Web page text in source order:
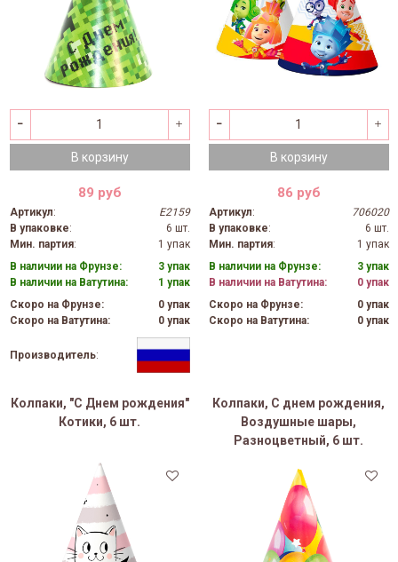
В корзину
89 руб
Артикул:
E2159
В упаковке:
6 шт.
Мин. партия:
1 упак
В наличии на Фрунзе:
3 упак
В наличии на Ватутина:
1 упак
Скоро на Фрунзе:
0 упак
Скоро на Ватутина:
0 упак
Производитель:
В корзину
86 руб
Артикул:
706020
В упаковке:
6 шт.
Мин. партия:
1 упак
В наличии на Фрунзе:
3 упак
В наличии на Ватутина:
0 упак
Скоро на Фрунзе:
0 упак
Скоро на Ватутина:
0 упак
Колпаки, "С Днем рождения"
Котики, 6 шт.
Колпаки, С днем рождения,
Воздушные шары,
Разноцветный, 6 шт.